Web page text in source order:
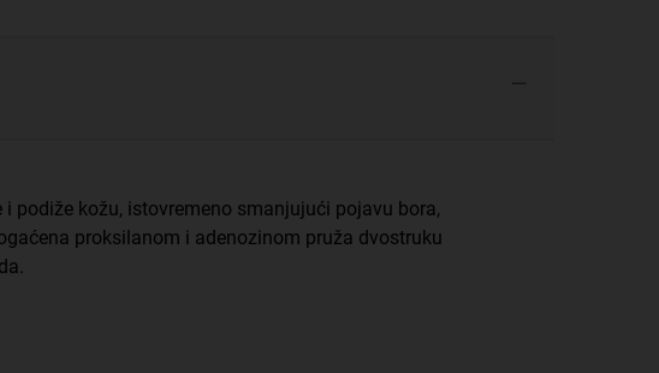
podiže kožu, istovremeno smanjujući pojavu bora,
proksilanom i adenozinom pruža dvostruku